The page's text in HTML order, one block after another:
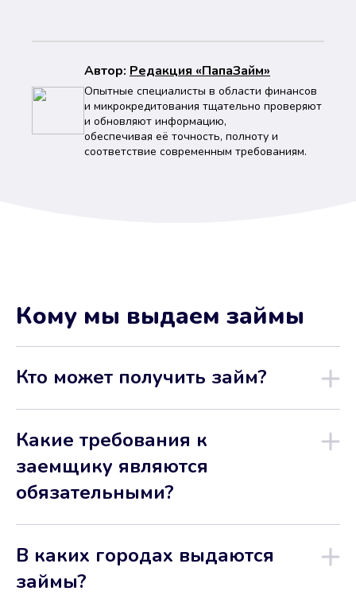
Автор: Peдaкция «ПапаЗайм»
Опытные специалисты в области финансов
и микрокредитования тщательно проверяют
и обновляют информацию,
обеспечивая её точность, полноту и
соответствие современным требованиям.
Кому мы выдаем займы
Кто может получить займ?
Какие требования к
заемщику являются
обязательными?
В каких городах выдаются
займы?